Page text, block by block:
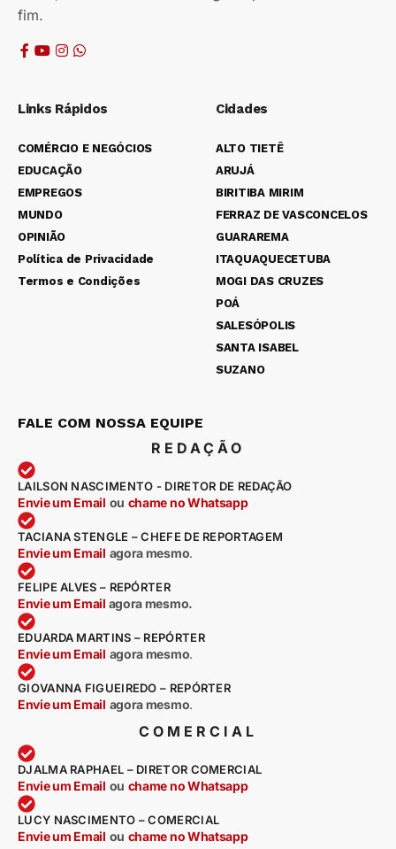
fim.
Links Rápidos
COMÉRCIO E NEGÓCIOS
EDUCAÇÃO
EMPREGOS
MUNDO
OPINIÃO
Política de Privacidade
Termos e Condições
Cidades
ALTO TIETÊ
ARUJÁ
BIRITIBA MIRIM
FERRAZ DE VASCONCELOS
GUARAREMA
ITAQUAQUECETUBA
MOGI DAS CRUZES
POÁ
SALESÓPOLIS
SANTA ISABEL
SUZANO
FALE COM NOSSA EQUIPE
REDAÇÃO
LAILSON NASCIMENTO - DIRETOR DE REDAÇÃO
Envie um Email ou chame no Whatsapp
TACIANA STENGLE – CHEFE DE REPORTAGEM
Envie um Email agora mesmo.
FELIPE ALVES – REPÓRTER
Envie um Email agora mesmo.
EDUARDA MARTINS – REPÓRTER
Envie um Email agora mesmo.
GIOVANNA FIGUEIREDO – REPÓRTER
Envie um Email agora mesmo.
COMERCIAL
DJALMA RAPHAEL – DIRETOR COMERCIAL
Envie um Email ou chame no Whatsapp
LUCY NASCIMENTO – COMERCIAL
Envie um Email ou chame no Whatsapp